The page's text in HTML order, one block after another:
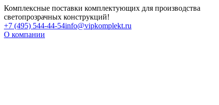
Комплексные поставки комплектующих для производства
светопрозрачных конструкций!
+7 (495) 544-44-54info@vipkomplekt.ru
О компании